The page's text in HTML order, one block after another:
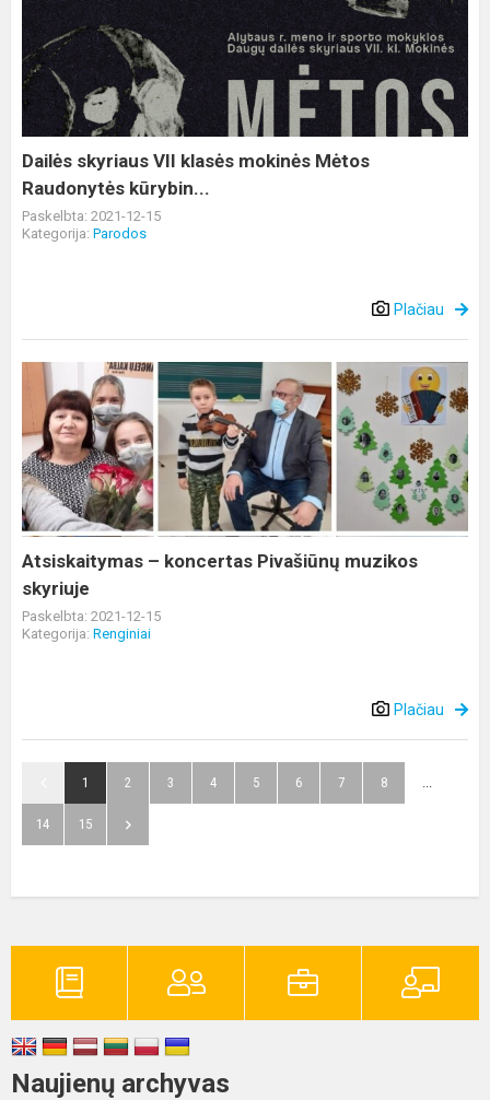
klasės
mokinės
Mėtos
Raudonytės
kūrybin...
Dailės skyriaus VII klasės mokinės Mėtos
Raudonytės kūrybin...
Paskelbta: 2021-12-15
Kategorija: Parodos
Plačiau
Atsiskaitymas
koncertas
Pivašiūnų
muzikos
skyriuje
Atsiskaitymas – koncertas Pivašiūnų muzikos
skyriuje
Paskelbta: 2021-12-15
Kategorija: Renginiai
Plačiau
1 2 3 4 5 6 7 8 ...
14 15
Naujienų archyvas